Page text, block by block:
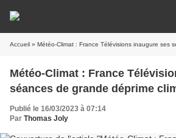
Accueil » Météo-Climat : France Télévisions inaugure ses
Météo-Climat : France
séances de grande déprime
Publié le 16/03/2023 à 07:14
Par Thomas Joly